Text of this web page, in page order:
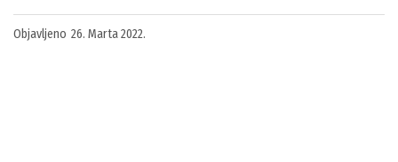
Objavljeno 26. Marta 2022.